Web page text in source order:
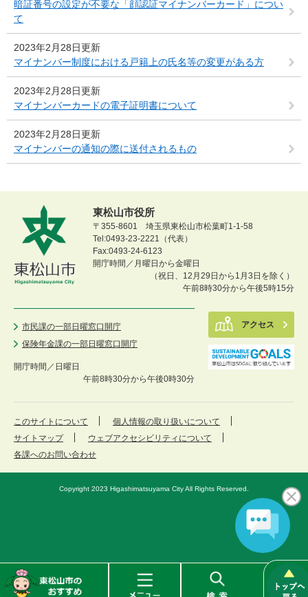
松
暗証番号の設定が不要な「顔認証マイナンバーカード」につい
て
2023年2月28日更新
マイナンバー制度における戸籍上の氏名等の変更がある方
2023年2月28日更新
マイナンバーカードの電子証明書について
2023年2月28日更新
マイナンバーの通知の際に送付されるもの
東松山市役所
〒355-8601 埼玉県東松山市松葉町1-1-58
Tel:0493-23-2221（代表）
Fax:0493-24-6123
開庁時間／月曜日から金曜日
（祝日、12月29日から1月3日を除く）
午前8時30分から午後5時15分
市民課の一部日曜窓口開庁
保険年金課の一部日曜窓口開庁
開庁時間／ 日曜日
午前8時30分から午後0時30分
アクセス
このサイトについて
個人情報の取り扱いについて
サイトマップ
ウェブアクセシビリティについて
各課へのお問い合わせ
Copyright 2023 Higashimatsuyama City All Rights Reserved.